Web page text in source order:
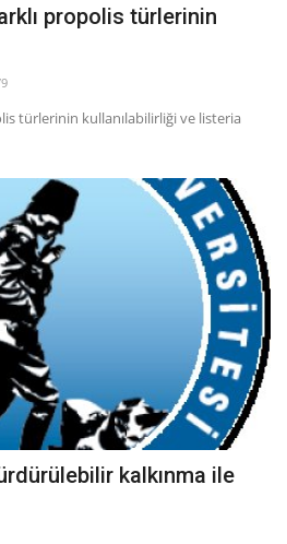
propolis türlerinin
türlerinin kullanılabilirliği ve listeria
kalkınma ile